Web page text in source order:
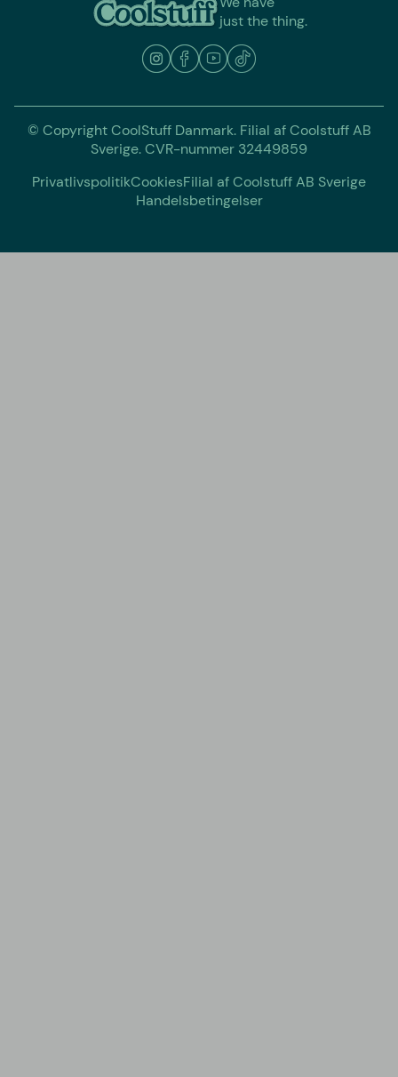
just the thing.
© Copyright CoolStuff Danmark. Filial af Coolstuff AB
Sverige. CVR-nummer 32449859
PrivatlivspolitikCookiesFilial af Coolstuff AB Sverige
Handelsbetingelser